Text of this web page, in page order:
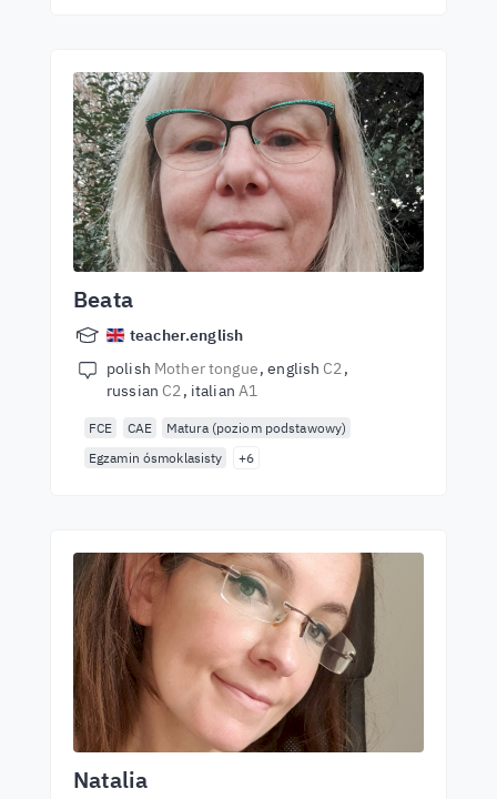
Beata
teacher.english
polish Mother tongue english C2
russian C2 italian A1
FCE CAE
Matura (poziom podstawowy)
Egzamin ósmoklasisty
+6
Natalia